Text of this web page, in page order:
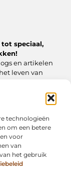
technologieën
om een betere
voor
van
het gebruik
tot speciaal,
en artikelen
leven van